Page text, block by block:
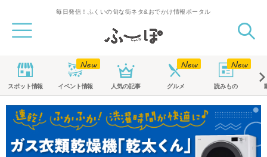
毎日発信！ふくいの旬な街ネタ&おでかけ情報ポータル
スポット情報 イベント情報 人気の記事 グルメ 読みもの